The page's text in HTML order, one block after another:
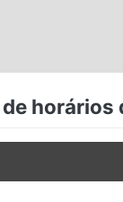
horários